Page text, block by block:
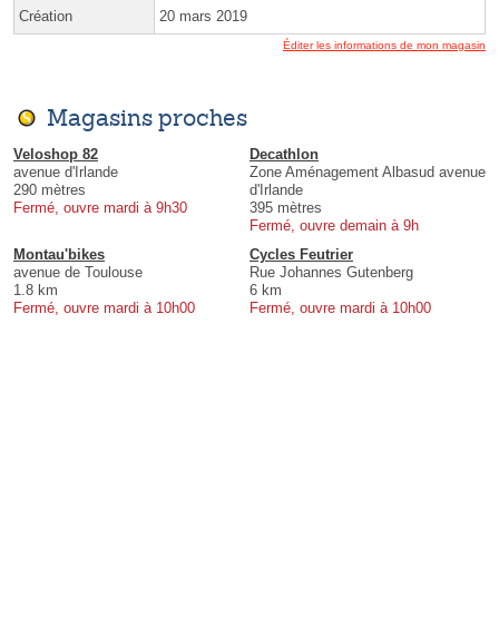
Création 20 mars 2019
Éditer les informations de mon magasin
Magasins proches
Veloshop 82
avenue d'Irlande
290 mètres
Fermé, ouvre mardi à 9h30
Decathlon
Zone Aménagement Albasud avenue
d'Irlande
395 mètres
Fermé, ouvre demain à 9h
Montau'bikes
avenue de Toulouse
1.8 km
Fermé, ouvre mardi à 10h00
Cycles Feutrier
Rue Johannes Gutenberg
6 km
Fermé, ouvre mardi à 10h00